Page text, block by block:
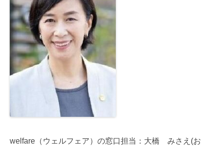
welfare（ウェルフェア）の窓口担当：大橋 みさえ(お